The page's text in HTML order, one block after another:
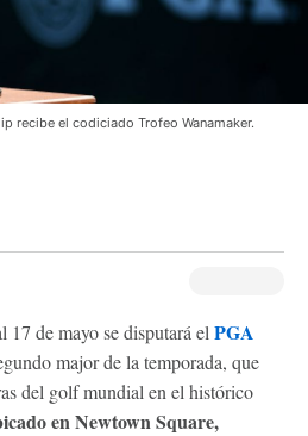
recibe el codiciado Trofeo Wanamaker.
17 de mayo se disputará el PGA
major de la temporada, que
del golf mundial en el histórico
en Newtown Square,